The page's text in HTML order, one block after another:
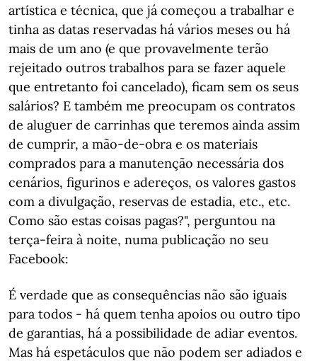
artística e técnica, que já começou a trabalhar e
tinha as datas reservadas há vários meses ou há
mais de um ano (e que provavelmente terão
rejeitado outros trabalhos para se fazer aquele
que entretanto foi cancelado), ficam sem os seus
salários? E também me preocupam os contratos
de aluguer de carrinhas que teremos ainda assim
de cumprir, a mão-de-obra e os materiais
comprados para a manutenção necessária dos
cenários, figurinos e adereços, os valores gastos
com a divulgação, reservas de estadia, etc., etc.
Como são estas coisas pagas?", perguntou na
terça-feira à noite, numa publicação no seu
Facebook:
É verdade que as consequências não são iguais
para todos - há quem tenha apoios ou outro tipo
de garantias, há a possibilidade de adiar eventos.
Mas há espetáculos que não podem ser adiados e